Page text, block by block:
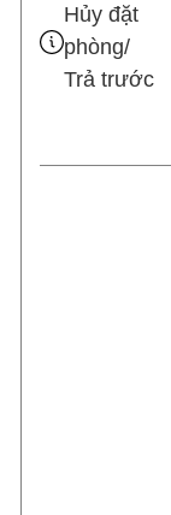
Hủy đặt
phòng/
Trả trước